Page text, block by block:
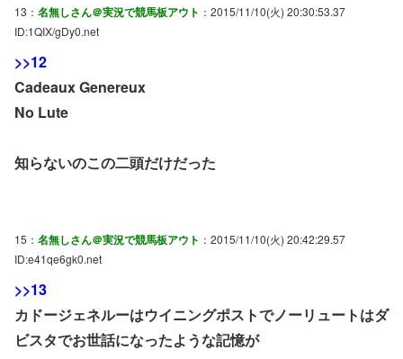
13： 名無しさん＠実況で競馬板アウト ：2015/11/10(火) 20:30:53.37
ID:1QIX/gDy0.net
>>12
Cadeaux Genereux
No Lute
知らないのこの二頭だけだった
15： 名無しさん＠実況で競馬板アウト ：2015/11/10(火) 20:42:29.57
ID:e41qe6gk0.net
>>13
カドージェネルーはウイニングポストでノーリュートはダ
ビスタでお世話になったような記憶が